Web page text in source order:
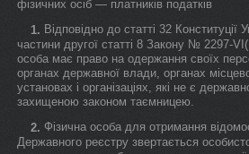
фізичних осіб — платників податків
1. Відповідно до статті 32 Конституції
частини другої статті 8 Закону № 2297-
особа має право на одержання своїх
органах державної влади, органах
установах і організаціях, які не є
захищеною законом таємницею.
2. Фізична особа для отримання
Державного реєстру звертається